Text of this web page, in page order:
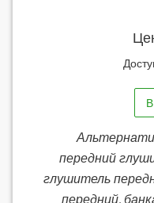
передний
глушитель
передний,